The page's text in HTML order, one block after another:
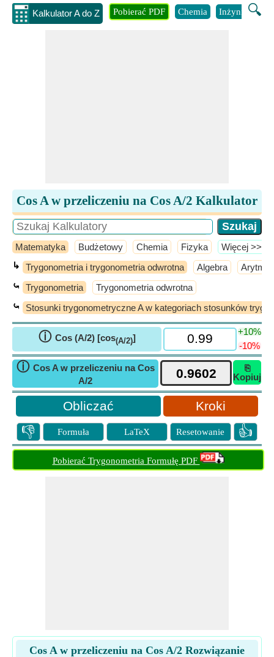
Kalkulator A do Z 🔍
Pobierać PDF Chemia Inżynieria
Cos A w przeliczeniu na Cos A/2 Kalkulator
Matematyka Budżetowy Chemia Fizyka ​Więcej >>
↳ Trygonometria i trygonometria odwrotna Algebra
⤿ Trygonometria Trygonometria odwrotna
⤿ Stosunki trygonometryczne A w kategoriach stosunków
ⓘ Cos (A/2) [cos(A/2)]
+10%
-10%
ⓘ Cos A w przeliczeniu na Cos
A/2
⎘
Kopiuj
Kroki
👎 Formuła LaTeX Resetowanie 👍
Pobierać Trygonometria Formułę PDF
Cos A w przeliczeniu na Cos A/2 Rozwiązanie